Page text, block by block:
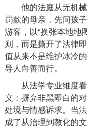
他的法庭从无机
罚款的母亲，先问孩
游客，以“换张本地地
则，而是撕开了法律
值从来不是维护冰冷
导人向善而行。
从法学专业维度
义：摒弃非黑即白的
处境与情感诉求。当
成了从治理到教化的文